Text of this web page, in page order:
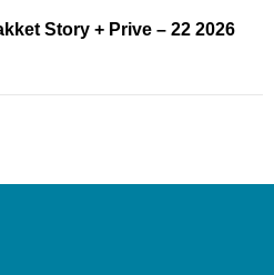
Story + Prive – 22 2026